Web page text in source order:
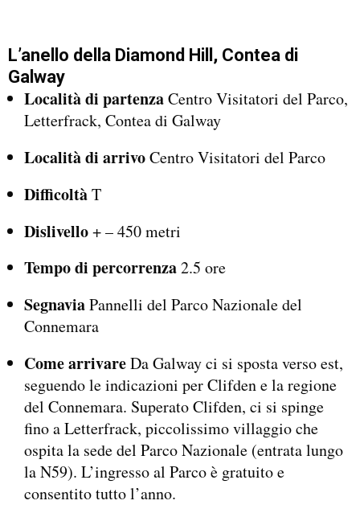
L’anello della Diamond Hill, Contea di
Galway
Località di partenzaCentro Visitatori del Parco,
Letterfrack, Contea di Galway
Località di arrivoCentro Visitatori del Parco
DifficoltàT
Dislivello+ – 450 metri
Tempo di percorrenza2.5 ore
SegnaviaPannelli del Parco Nazionale del
Connemara
Come arrivareDa Galway ci si sposta verso est,
seguendo le indicazioni per Clifden e la regione
del Connemara. Superato Clifden, ci si spinge
fino a Letterfrack, piccolissimo villaggio che
ospita la sede del Parco Nazionale (entrata lungo
la N59). L’ingresso al Parco è gratuito e
consentito tutto l’anno.